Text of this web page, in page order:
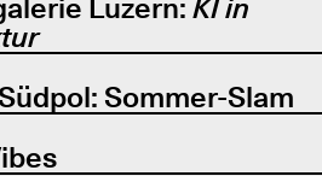
Luzern: KI in
Sommer-Slam